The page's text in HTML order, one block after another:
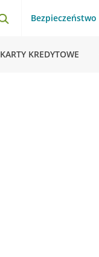
Bezpieczeństwo
KARTY KREDYTOWE